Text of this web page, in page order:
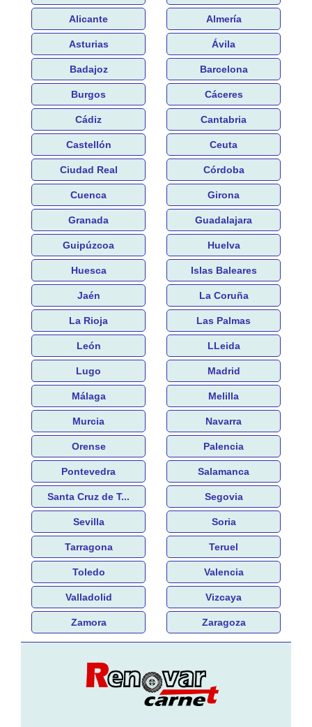
Alicante Almería
Asturias Ávila
Badajoz Barcelona
Burgos Cáceres
Cádiz Cantabria
Castellón Ceuta
Ciudad Real Córdoba
Cuenca Girona
Granada Guadalajara
Guipúzcoa Huelva
Huesca Islas Baleares
Jaén La Coruña
La Rioja Las Palmas
León LLeida
Lugo Madrid
Málaga Melilla
Murcia Navarra
Orense Palencia
Pontevedra Salamanca
Santa Cruz de T... Segovia
Sevilla Soria
Tarragona Teruel
Toledo Valencia
Valladolid Vizcaya
Zamora Zaragoza